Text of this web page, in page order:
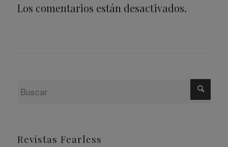
Los comentarios están desactivados.
Revistas Fearless